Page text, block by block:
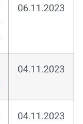
06.11.2023
04.11.2023
04.11.2023